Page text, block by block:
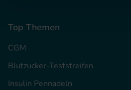
Top Themen
CGM
Blutzucker-Teststreifen
Insulin Pennadeln